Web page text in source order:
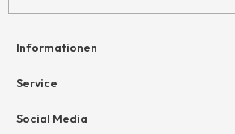
Informationen
Hilfe & Kontakt
Retoure
Service
Geschenkgutscheine
Social Media